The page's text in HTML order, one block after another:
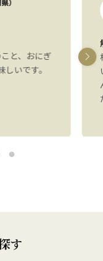
）
と、おにぎ
いです。
す